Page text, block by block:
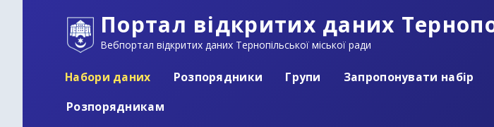
Портал відкритих даних
Вебпортал відкритих даних Тернопільської міської ради
Набори даних Розпорядники Групи Запропонувати набір
Розпорядникам